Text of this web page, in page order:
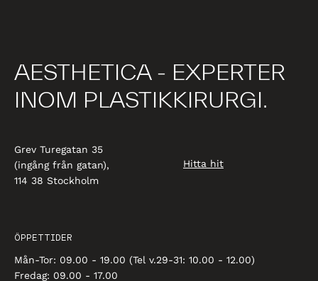
AESTHETICA - EXPERTER
INOM PLASTIKKIRURGI.
Grev Turegatan 35
(ingång från gatan),
114 38 Stockholm
Hitta hit
ÖPPETTIDER
Mån-Tor: 09.00 - 19.00 (Tel v.29-31: 10.00 - 12.00)
Fredag: 09.00 - 17.00